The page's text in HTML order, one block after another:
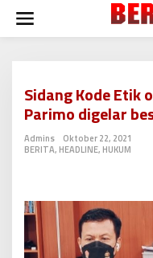
w
Sidang Kode Etik
Parimo digelar
Admins
Oktober 22, 2021
BERITA, HEADLINE, HUKUM